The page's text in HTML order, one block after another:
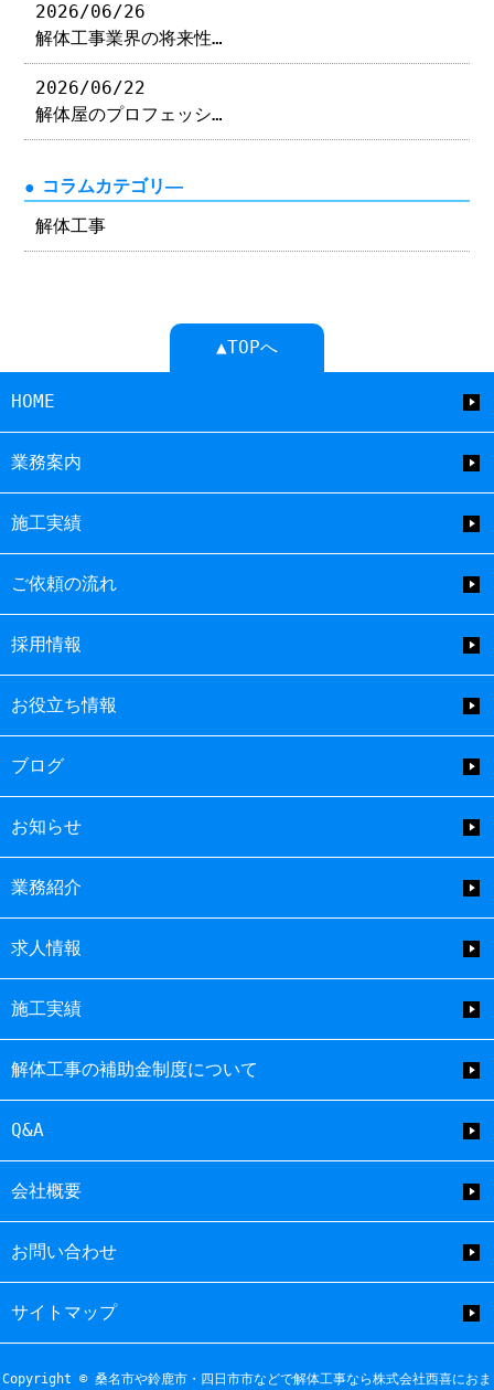
2026/06/26
解体工事業界の将来性…
2026/06/22
解体屋のプロフェッシ…
コラムカテゴリ―
解体工事
▲TOPへ
HOME
業務案内
施工実績
ご依頼の流れ
採用情報
お役立ち情報
ブログ
お知らせ
業務紹介
求人情報
施工実績
解体工事の補助金制度について
Q&A
会社概要
お問い合わせ
サイトマップ
Copyright © 桑名市や鈴鹿市・四日市市などで解体工事なら株式会社西喜におま